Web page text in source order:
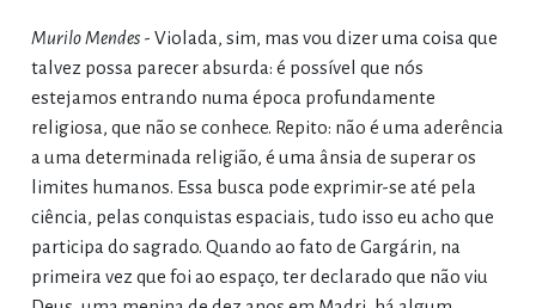
Murilo Mendes- Violada, sim, mas vou dizer uma coisa que
talvez possa parecer absurda: é possível que nós
estejamos entrando numa época profundamente
religiosa, que não se conhece. Repito: não é uma aderência
a uma determinada religião, é uma ânsia de superar os
limites humanos. Essa busca pode exprimir-se até pela
ciência, pelas conquistas espaciais, tudo isso eu acho que
participa do sagrado. Quando ao fato de Gargárin, na
primeira vez que foi ao espaço, ter declarado que não viu